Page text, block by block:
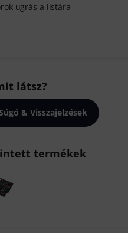
ugrás a listára
látsz?
& Visszajelzések
termékek